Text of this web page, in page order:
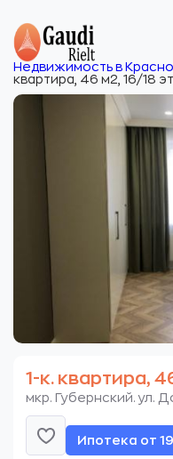
Недвижимость в
квартира, 46 м2, 16/18
1-к. квартира,
мкр. Губернский. ул.
Ипотека от